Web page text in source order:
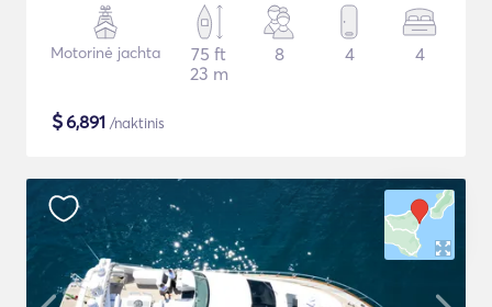
Motorinė jachta
75 ft
23 m
8 4 4
$6,891 /naktinis